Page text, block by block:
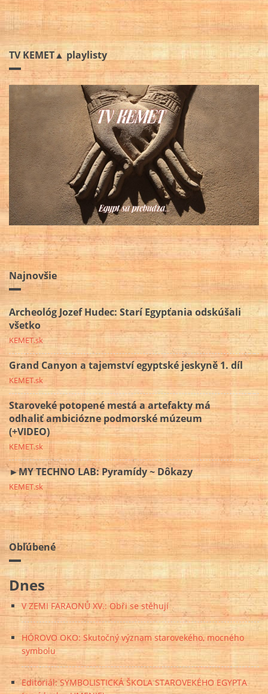
TV KEMET▲ playlisty
Najnovšie
Archeológ Jozef Hudec: Starí Egypťania odskúšali
všetko
KEMET.sk
Grand Canyon a tajemství egyptské jeskyně 1. díl
KEMET.sk
Staroveké potopené mestá a artefakty má
odhaliť ambiciózne podmorské múzeum
(+VIDEO)
KEMET.sk
►MY TECHNO LAB: Pyramídy ~ Dôkazy
KEMET.sk
Obľúbené
Dnes
V ZEMI FARAONŮ XV.: Obři se stěhují
HÓROVO OKO: Skutočný význam starovekého, mocného
symbolu
Editoriál: SYMBOLISTICKÁ ŠKOLA STAROVEKÉHO EGYPTA